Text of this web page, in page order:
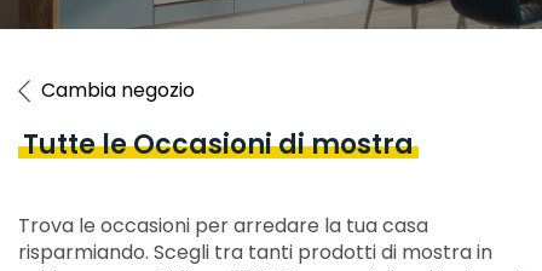
Cambia negozio
Tutte le Occasioni di mostra
Trova le occasioni per arredare la tua casa
risparmiando. Scegli tra tanti prodotti di mostra in